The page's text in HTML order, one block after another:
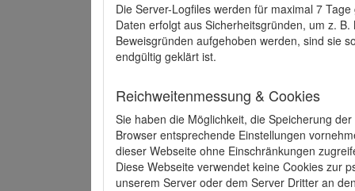
Die Server-Logfiles werden für maximal 7
Daten erfolgt aus Sicherheitsgründen, um z.
Beweisgründen aufgehoben werden, sind sie
endgültig geklärt ist.
Reichweitenmessung & Cookies
Sie haben die Möglichkeit, die Speicherung
Browser entsprechende Einstellungen
dieser Webseite ohne Einschränkungen
Diese Webseite verwendet keine Cookies zur
unserem Server oder dem Server Dritter an